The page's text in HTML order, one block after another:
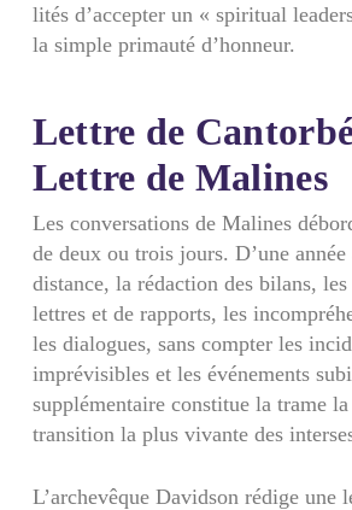
lités d’accepter un « spiritual
la simple primauté d’honneur.
Lettre de
Lettre de Malines
Les conversations de Malines
de deux ou trois jours. D’une année
distance, la rédaction des bilans, les
lettres et de rapports, les
les dialogues, sans compter les
imprévisibles et les événements
supplémentaire constitue la trame
transition la plus vivante des
L’archevêque Davidson rédige une